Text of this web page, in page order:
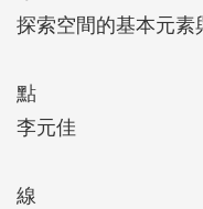
號》，觀眾能實際在
配六項互動體驗裝置
覺的感官體驗，探索
探索空間的基本元素
點
李元佳
線